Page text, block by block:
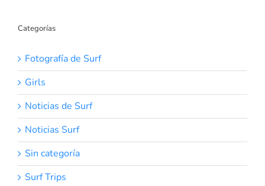
Categorías
Fotografía de Surf
Girls
Noticias de Surf
Noticias Surf
Sin categoría
Surf Trips